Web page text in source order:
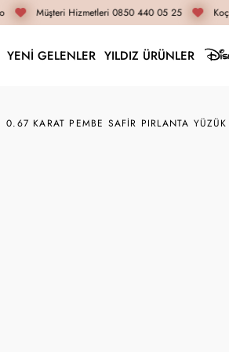
Müşteri Hizmetleri 0850 440 05 25
YENİ GELENLER YILDIZ ÜRÜNLER
0.67 KARAT PEMBE SAFIR PIRLANTA YÜZÜK